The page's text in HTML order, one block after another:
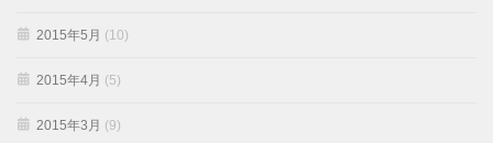
2015年5月 (10)
2015年4月 (5)
2015年3月 (9)